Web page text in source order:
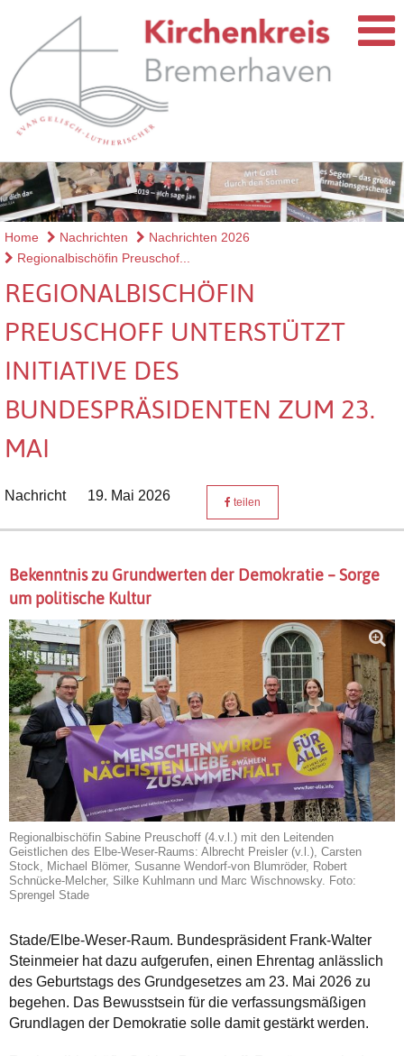
Home Nachrichten
Nachrichten 2026
Regionalbischöfin Preuschof...
REGIONALBISCHÖFIN
PREUSCHOFF UNTERSTÜTZT
INITIATIVE DES
BUNDESPRÄSIDENTEN ZUM 23.
MAI
Nachricht 19. Mai 2026 teilen
Bekenntnis zu Grundwerten der Demokratie – Sorge
um politische Kultur
Regionalbischöfin Sabine Preuschoff (4.v.l.) mit den Leitenden
Geistlichen des Elbe-Weser-Raums: Albrecht Preisler (v.l.), Carsten
Stock, Michael Blömer, Susanne Wendorf-von Blumröder, Robert
Schnücke-Melcher, Silke Kuhlmann und Marc Wischnowsky. Foto:
Sprengel Stade
Stade/Elbe-Weser-Raum. Bundespräsident Frank-Walter
Steinmeier hat dazu aufgerufen, einen Ehrentag anlässlich
des Geburtstags des Grundgesetzes am 23. Mai 2026 zu
begehen. Das Bewusstsein für die verfassungsmäßigen
Grundlagen der Demokratie solle damit gestärkt werden.